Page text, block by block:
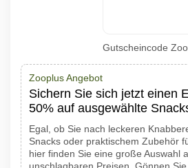
Gutscheincode
Zooplus Angebot
Sichern Sie sich jetzt einen
50% auf ausgewählte
Egal, ob Sie nach leckeren
Snacks oder praktischem Zubehör
hier finden Sie eine große Auswahl